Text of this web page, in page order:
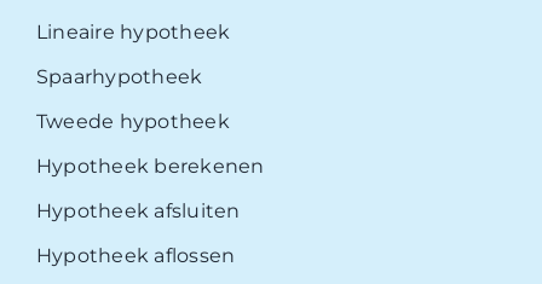
Lineaire hypotheek
Spaarhypotheek
Tweede hypotheek
Hypotheek berekenen
Hypotheek afsluiten
Hypotheek aflossen